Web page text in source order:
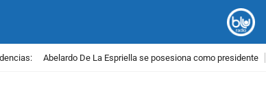
Abelardo De La Espriella se posesiona como presidente